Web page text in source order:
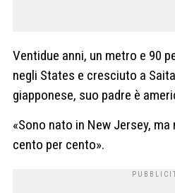
Ventidue anni, un metro e 90
negli States e cresciuto a
giapponese, suo padre è
«Sono nato in New Jersey,
cento per cento».